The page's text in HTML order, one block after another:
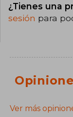
¿Tienes una
sesión para
Ver más